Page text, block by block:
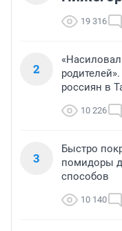
19 316
2
россиян в
10 226
3
Быстро
помидоры
способов
10 140